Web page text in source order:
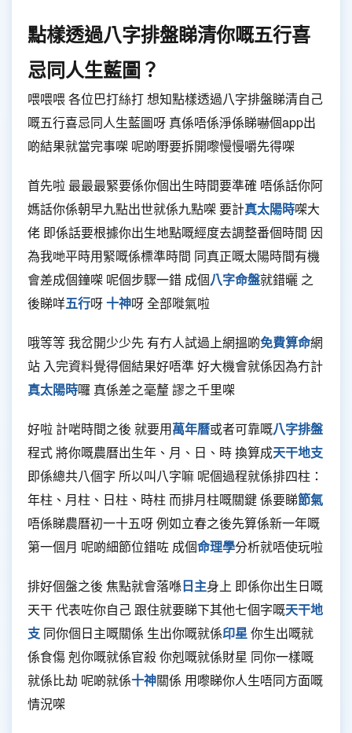
點樣透過八字排盤睇清你嘅五行喜
忌同人生藍圖？
喂喂喂 各位巴打絲打 想知點樣透過八字排盤睇清自己
嘅五行喜忌同人生藍圖呀 真係唔係淨係睇嚇個app出
啲結果就當完事㗎 呢啲嘢要拆開嚟慢慢嚼先得㗎
首先啦 最最最緊要係你個出生時間要準確 唔係話你阿
媽話你係朝早九點出世就係九點㗎 要計真太陽時㗎大
佬 即係話要根據你出生地點嘅經度去調整番個時間 因
為我哋平時用緊嘅係標準時間 同真正嘅太陽時間有機
會差成個鐘㗎 呢個步驟一錯 成個八字命盤就錯曬 之
後睇咩五行呀十神呀 全部嘥氣啦
哦等等 我岔開少少先 有冇人試過上網搵啲免費算命網
站 入完資料覺得個結果好唔準 好大機會就係因為冇計
真太陽時囉 真係差之毫釐 謬之千里㗎
好啦 計啱時間之後 就要用萬年曆或者可靠嘅八字排盤
程式 將你嘅農曆出生年、月、日、時 換算成天干地支
即係總共八個字 所以叫八字嘛 呢個過程就係排四柱：
年柱、月柱、日柱、時柱 而排月柱嘅關鍵 係要睇節氣
唔係睇農曆初一十五呀 例如立春之後先算係新一年嘅
第一個月 呢啲細節位錯咗 成個命理學分析就唔使玩啦
排好個盤之後 焦點就會落喺日主身上 即係你出生日嘅
天干 代表咗你自己 跟住就要睇下其他七個字嘅天干地
支 同你個日主嘅關係 生出你嘅就係印星你生出嘅就
係食傷 剋你嘅就係官殺 你剋嘅就係財星 同你一樣嘅
就係比劫 呢啲就係十神關係 用嚟睇你人生唔同方面嘅
情況㗎